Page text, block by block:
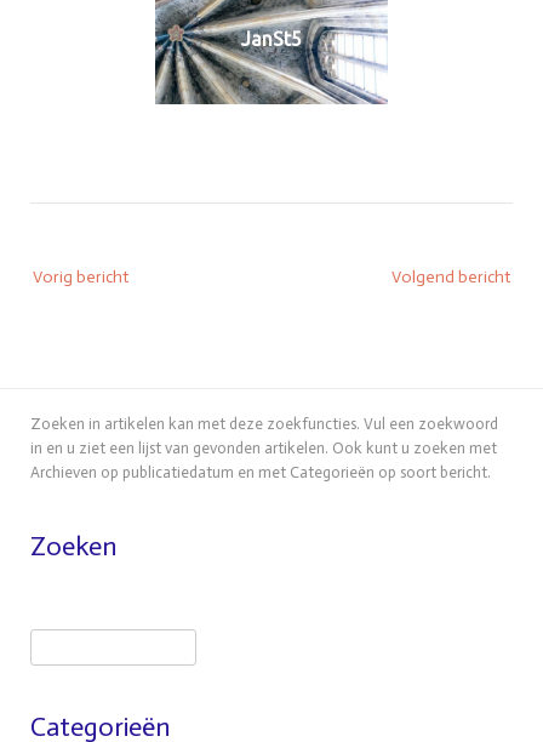
JanSt5
navigatie
Vorig bericht Volgend bericht
Zoeken in artikelen kan met deze zoekfuncties. Vul een zoekwoord
in en u ziet een lijst van gevonden artikelen. Ook kunt u zoeken met
Archieven op publicatiedatum en met Categorieën op soort bericht.
Zoeken
Categorieën